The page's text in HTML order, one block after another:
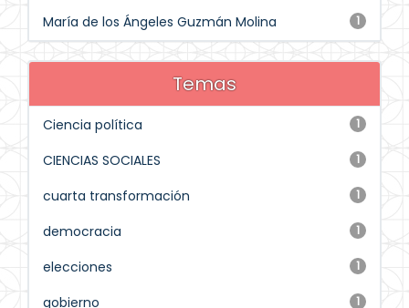
1
María de los Ángeles Guzmán Molina
Temas
1
Ciencia política
1
CIENCIAS SOCIALES
1
cuarta transformación
1
democracia
1
elecciones
1
gobierno